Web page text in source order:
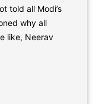
told all Modi’s
why all
like, Neerav